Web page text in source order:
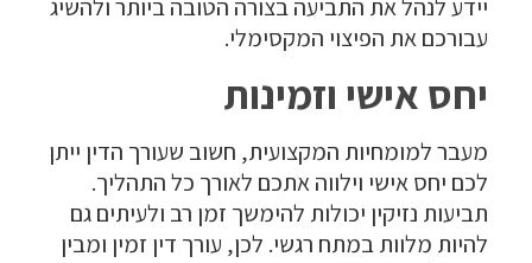
יידע לנהל את התביעה בצורה הטובה ביותר ולהשיג
עבורכם את הפיצוי המקסימלי.
יחס אישי וזמינות
מעבר למומחיות המקצועית, חשוב שעורך הדין ייתן
לכם יחס אישי וילווה אתכם לאורך כל התהליך.
תביעות נזיקין יכולות להימשך זמן רב ולעיתים גם
להיות מלוות במתח רגשי. לכן, עורך דין זמין ומבין